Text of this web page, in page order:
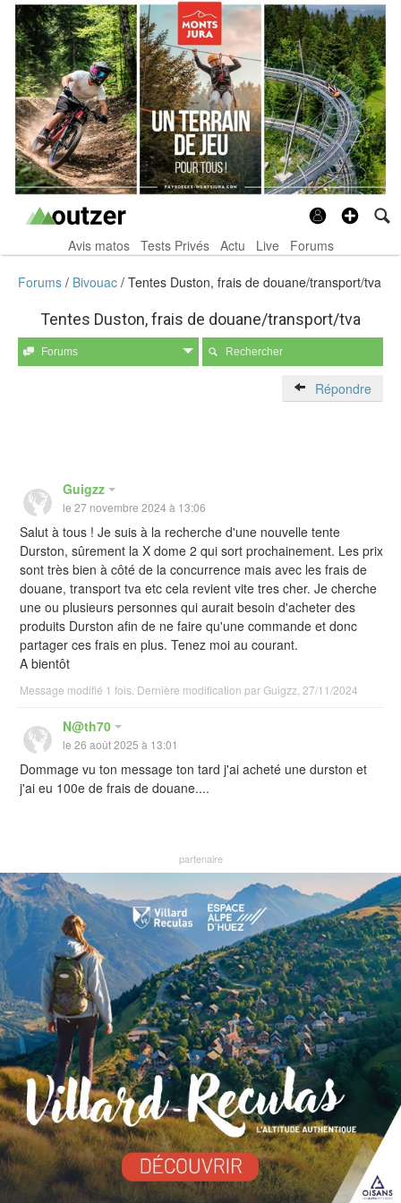
Avis matos Tests Privés Actu Live Forums
Forums Bivouac Tentes Duston, frais de douane/transport/tva
Tentes Duston, frais de douane/transport/tva
Forums Rechercher
Répondre
Guigzz
le 27 novembre 2024 à 13:06
Salut à tous ! Je suis à la recherche d'une nouvelle tente
Durston, sûrement la X dome 2 qui sort prochainement. Les prix
sont très bien à côté de la concurrence mais avec les frais de
douane, transport tva etc cela revient vite tres cher. Je cherche
une ou plusieurs personnes qui aurait besoin d'acheter des
produits Durston afin de ne faire qu'une commande et donc
partager ces frais en plus. Tenez moi au courant.
A bientôt
Message modifié 1 fois. Dernière modification par Guigzz, 27/11/2024
N@th70
le 26 août 2025 à 13:01
Dommage vu ton message ton tard j'ai acheté une durston et
j'ai eu 100e de frais de douane....